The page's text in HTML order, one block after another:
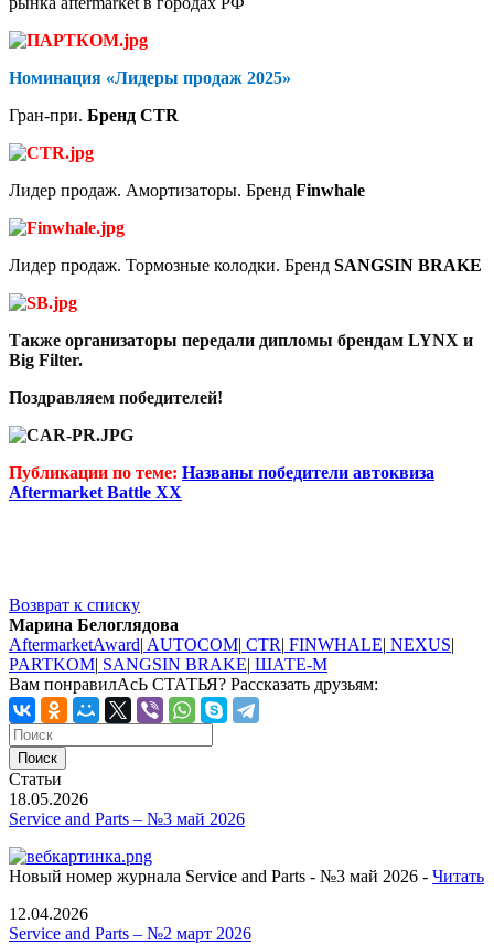
Номинация «Лидеры продаж 2025»
Гран-при. Бренд CTR
Лидер продаж. Амортизаторы. Бренд Finwhale
Лидер продаж. Тормозные колодки. Бренд SANGSIN BRAKE
Также организаторы передали дипломы брендам LYNX и
Big Filter.
Поздравляем победителей!
Публикации по теме: Названы победители автоквиза
Aftermarket Battle XX
Возврат к списку
Марина Белоглядова
AftermarketAward| AUTOCOM| CTR| FINWHALE| NEXUS|
PARTKOM| SANGSIN BRAKE| ШАТЕ-М
Вам понравилАсЬ СТАТЬЯ? Рассказать друзьям:
Статьи
18.05.2026
Service and Parts – №3 май 2026
Новый номер журнала Service and Parts - №3 май 2026 - Читать
12.04.2026
Service and Parts – №2 март 2026